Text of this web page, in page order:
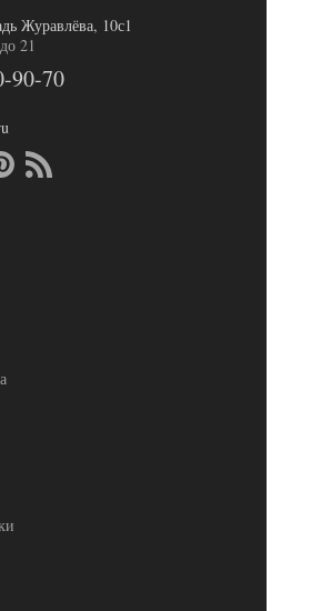
2148-7/a
хлопок
240х260
50х70
Журавлёва, 10с1
21
90-70